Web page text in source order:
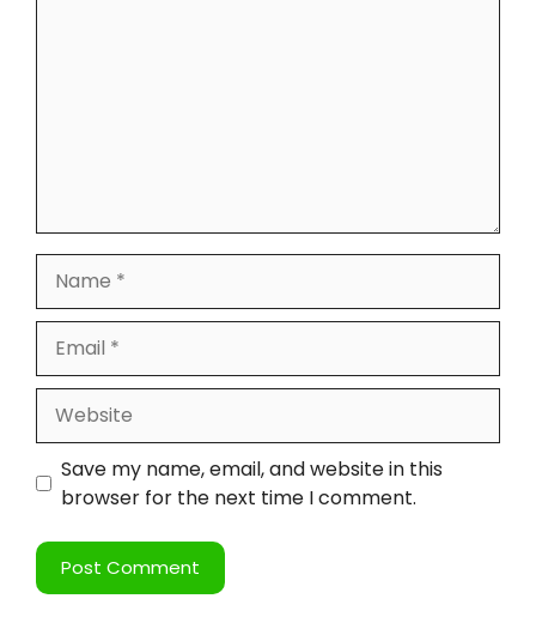
Save my name, email, and website in this
browser for the next time I comment.